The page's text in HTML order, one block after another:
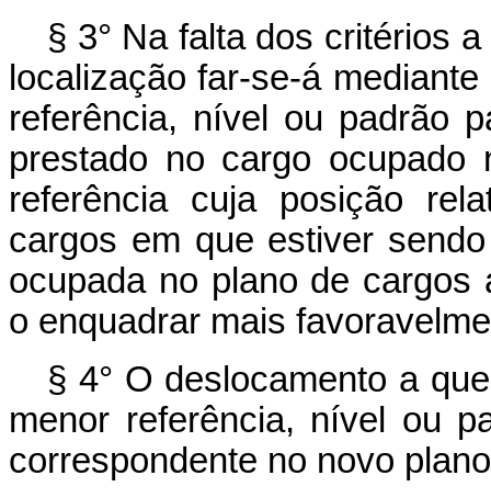
§ 3° Na falta dos critérios
localização far-se-á
referência, nível ou padrão
prestado no cargo
referência cuja posição
cargos em que estiver
ocupada no plano de cargos
o enquadrar mais
§ 4° O deslocamento a
menor referência, nível ou
correspondente no novo